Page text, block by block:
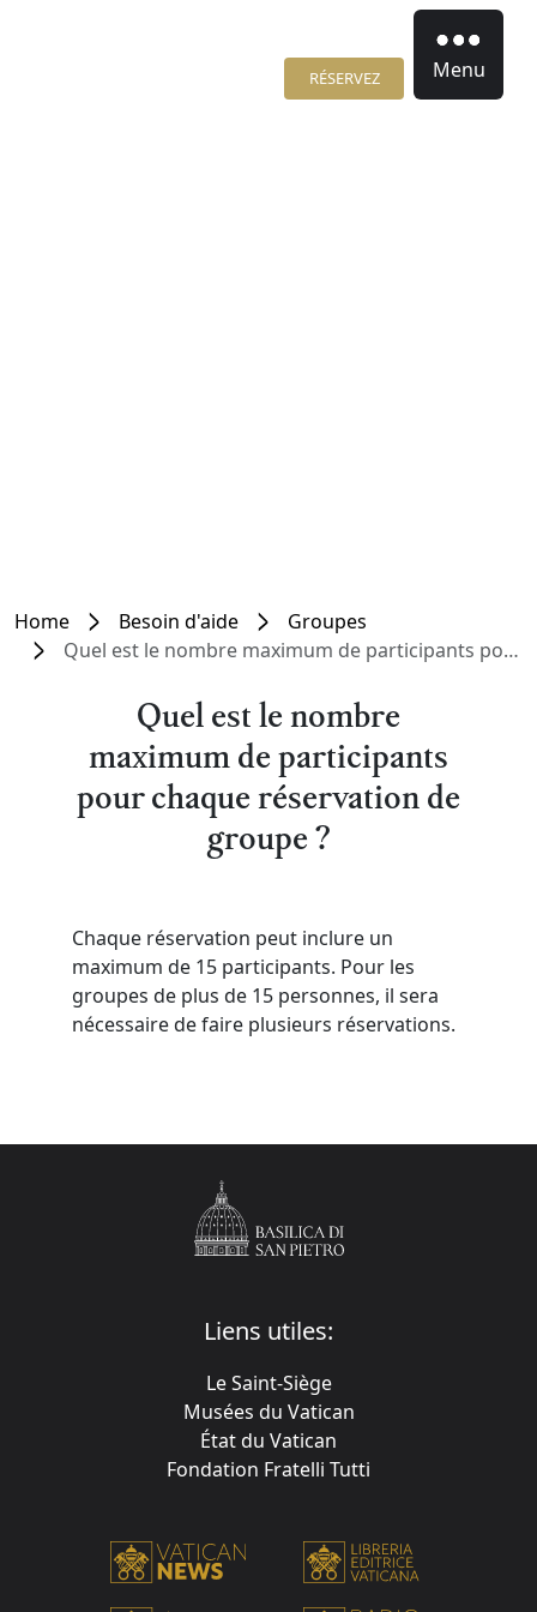
RÉSERVEZ Menu
Home Besoin d'aide
Groupes
Quel est le nombre maximum de participants pour chaque réservation de groupe ?
Quel est le nombre
maximum de participants
pour chaque réservation de
groupe ?
Chaque réservation peut inclure un
maximum de 15 participants. Pour les
groupes de plus de 15 personnes, il sera
nécessaire de faire plusieurs réservations.
Liens utiles:
Le Saint-Siège
Musées du Vatican
État du Vatican
Fondation Fratelli Tutti